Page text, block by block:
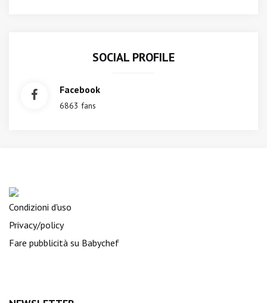
SOCIAL PROFILE
Facebook
6863 fans
Condizioni d'uso
Privacy/policy
Fare pubblicità su Babychef